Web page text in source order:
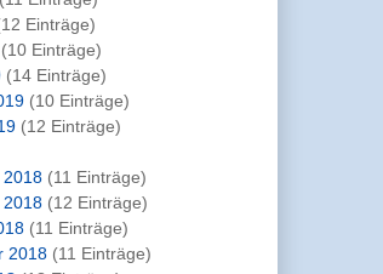
Einträge)
(10 Einträge)
(14 Einträge)
(10 Einträge)
(12 Einträge)
2018 (11 Einträge)
2018 (12 Einträge)
(11 Einträge)
2018 (11 Einträge)